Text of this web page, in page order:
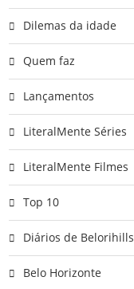
Dilemas da idade
Quem faz
Lançamentos
LiteralMente Séries
LiteralMente Filmes
Top 10
Diários de Belorihills
Belo Horizonte